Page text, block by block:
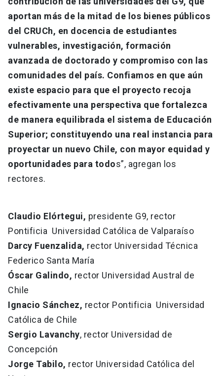
aportan más de la mitad de los bienes públicos
del CRUCh, en docencia de estudiantes
vulnerables, investigación, formación
avanzada de doctorado y compromiso con las
comunidades del país. Confiamos en que aún
existe espacio para que el proyecto recoja
efectivamente una perspectiva que fortalezca
de manera equilibrada el sistema de Educación
Superior; constituyendo una real instancia para
proyectar un nuevo Chile, con mayor equidad y
oportunidades para todos”, agregan los
rectores.
Claudio Elórtegui, presidente G9, rector
Pontificia Universidad Católica de Valparaíso
Darcy Fuenzalida, rector Universidad Técnica
Federico Santa María
Óscar Galindo, rector Universidad Austral de
Chile
Ignacio Sánchez, rector Pontificia Universidad
Católica de Chile
Sergio Lavanchy, rector Universidad de
Concepción
Jorge Tabilo, rector Universidad Católica del